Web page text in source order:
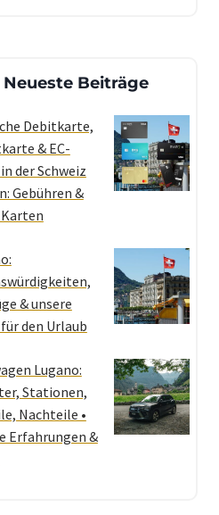
Neueste Beiträge
Debitkarte,
& EC-
der Schweiz
Gebühren &
& unsere
den Urlaub
Lugano:
Stationen,
Nachteile •
Erfahrungen &